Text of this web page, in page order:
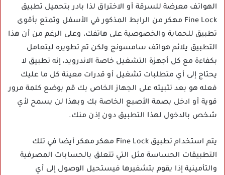
الهواتف معرضة للسرقة أو الاختراق لذا بادر بتحميل تطبيق
Fine Lock مهكر من الرابط المذكور في الأسفل وتمتع بأقوى
تطبيق للحماية والخصوصية على هاتفك، وعلى الرغم من أن هذا
التطبيق يلائم هواتف سامسونج ولكن تم تطويره ليتعامل
بكفاءة مع كل أجهزة التشغيل خاصة الاندرويد، إنه تطبيق لا
يحتاج إلى أي متطلبات تشغيل أو قدرات معينة كل ما عليك
فعله هو بعد تثبيته على الجهاز الخاص بك قم بوضع كلمة مرور
قوية أو ادخل بصمة الأصبع الخاصة بك وبهذا لن يسمح لأي
شخص بالدخول لهذا التطبيق دون إذن منك.
يتم استخدام تطبيق Fine Lock مهكر مهكر أيضا في تلك
التطبيقات الحساسة مثل التي تتعلق بالحسابات المصرفية
والتأمينية إذا يقوم بتشفيرها فيستحيل الوصول إلى أي